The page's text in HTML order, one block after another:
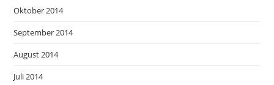
Oktober 2014
September 2014
August 2014
Juli 2014